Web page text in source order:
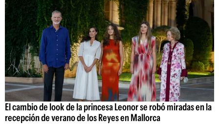
El cambio de look de la princesa Leonor se robó miradas en la
recepción de verano de los Reyes en Mallorca